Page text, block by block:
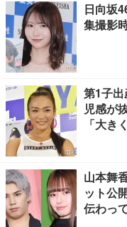
日向坂
集撮影
第1子
児感が
「大き
山本舞
ット公
伝わっ